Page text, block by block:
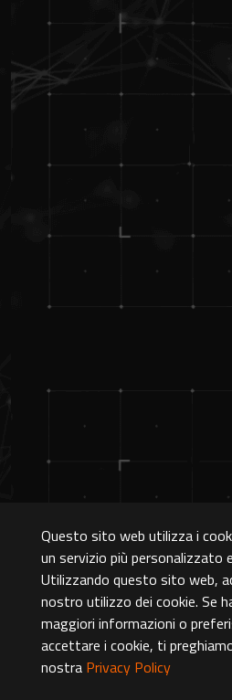
Questo sito web utilizza i
un servizio più personalizzato
Utilizzando questo sito web,
nostro utilizzo dei cookie. Se
maggiori informazioni o
accettare i cookie, ti
nostra Privacy Policy